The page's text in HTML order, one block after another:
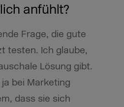
anfühlt?
Frage, die gute
testen. Ich glaube,
Lösung gibt.
bei Marketing
dass sie sich